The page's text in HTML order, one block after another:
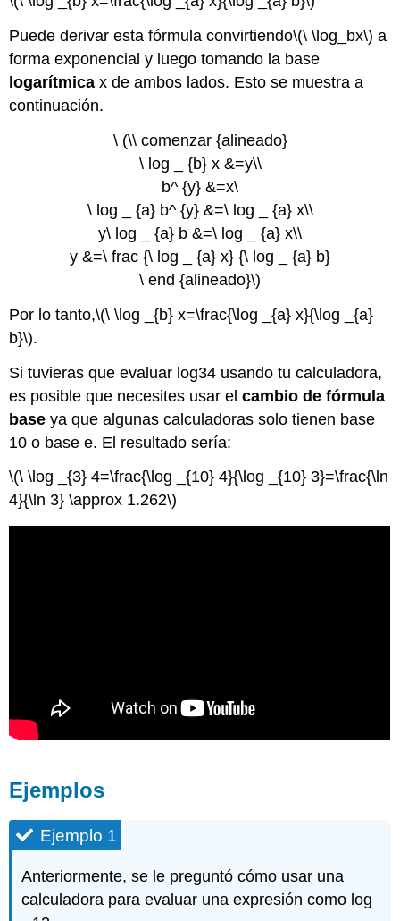
Ejemplo
Ejemplo
5
Revisar
Reseña
Puede derivar esta fórmula convirtiendo\(\ \log_bx\) a
forma exponencial y luego tomando la base
logarítmica x de ambos lados. Esto se muestra a
continuación.
\ (\\ comenzar {alineado}
\ log _ {b} x &=y\\
b^ {y} &=x\
\ log _ {a} b^ {y} &=\ log _ {a} x\\
y\ log _ {a} b &=\ log _ {a} x\\
y &=\ frac {\ log _ {a} x} {\ log _ {a} b}
\ end {alineado}\)
Por lo tanto,\(\ \log _{b} x=\frac{\log _{a} x}{\log _{a}
b}\).
Si tuvieras que evaluar log34 usando tu calculadora,
es posible que necesites usar elcambio de fórmula
base ya que algunas calculadoras solo tienen base
10 o base e. El resultado sería:
\(\ \log _{3} 4=\frac{\log _{10} 4}{\log _{10} 3}=\frac{\ln
4}{\ln 3} \approx 1.262\)
Ejemplos
Ejemplo 1
Anteriormente, se le preguntó cómo usar una
calculadora para evaluar una expresión como log